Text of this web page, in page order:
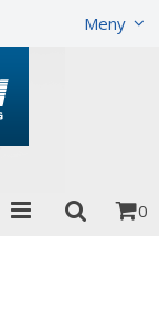
Meny
0